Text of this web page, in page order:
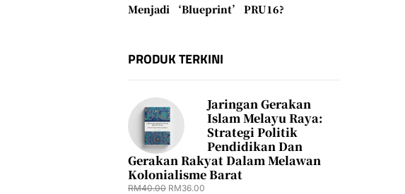
Menjadi ‘Blueprint’ PRU16?
PRODUK TERKINI
Jaringan Gerakan
Islam Melayu Raya:
Strategi Politik
Pendidikan Dan
Gerakan Rakyat Dalam Melawan
Kolonialisme Barat
RM40.00 RM36.00